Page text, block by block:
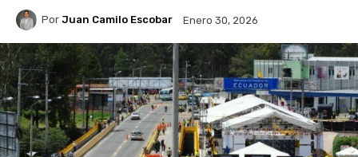
Por Juan Camilo Escobar Enero 30, 2026